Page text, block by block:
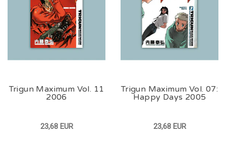
Trigun Maximum Vol. 11
2006
23,68 EUR
Trigun Maximum Vol. 07:
Happy Days 2005
23,68 EUR